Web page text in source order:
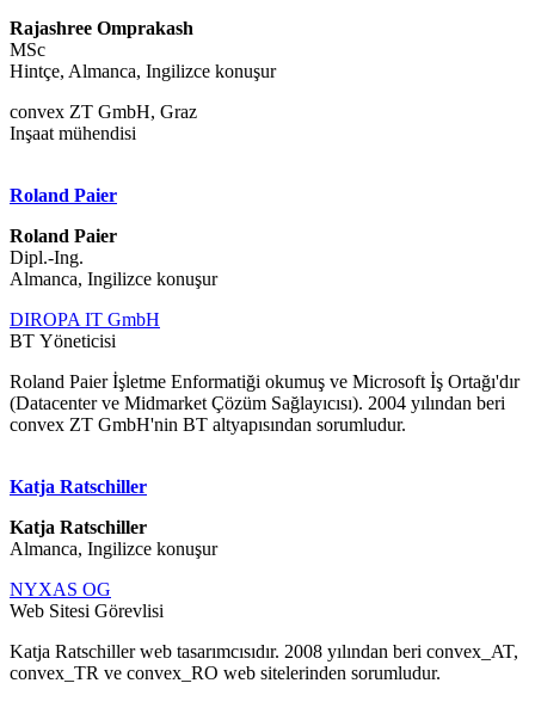
Rajashree Omprakash
MSc
Hintçe, Almanca, Ingilizce konuşur
convex ZT GmbH, Graz
Inşaat mühendisi
Roland Paier
Roland Paier
Dipl.-Ing.
Almanca, Ingilizce konuşur
DIROPA IT GmbH
BT Yöneticisi
Roland Paier İşletme Enformatiği okumuş ve Microsoft İş Ortağı'dır
(Datacenter ve Midmarket Çözüm Sağlayıcısı). 2004 yılından beri
convex ZT GmbH'nin BT altyapısından sorumludur.
Katja Ratschiller
Katja Ratschiller
Almanca, Ingilizce konuşur
NYXAS OG
Web Sitesi Görevlisi
Katja Ratschiller web tasarımcısıdır. 2008 yılından beri convex_AT,
convex_TR ve convex_RO web sitelerinden sorumludur.